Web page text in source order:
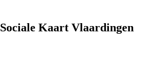
Sociale Kaart Vlaardingen